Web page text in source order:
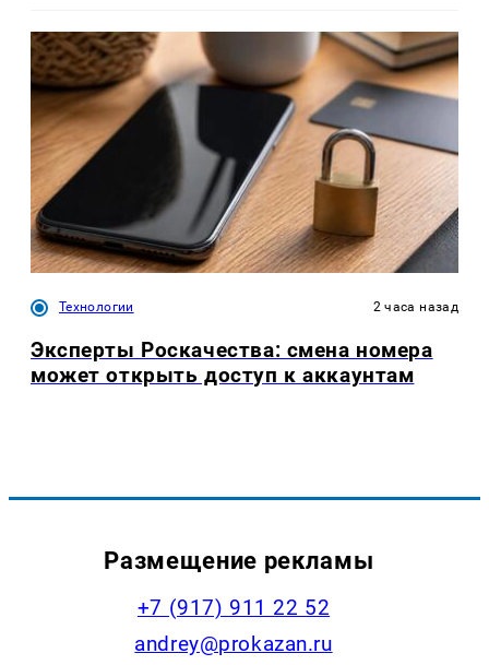
Технологии 2 часа назад
Эксперты Роскачества: смена номера
может открыть доступ к аккаунтам
Размещение рекламы
+7 (917) 911 22 52
andrey@prokazan.ru